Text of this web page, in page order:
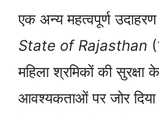
एक अन्य महत्वपूर्ण उदाहरण
State of Rajasthan
महिला श्रमिकों की सुरक्षा
आवश्यकताओं पर जोर